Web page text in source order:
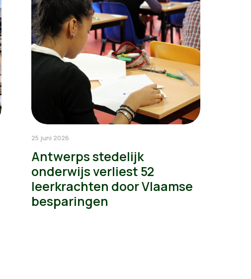
25 juni 2026
Antwerps stedelijk
onderwijs verliest 52
leerkrachten door Vlaamse
besparingen